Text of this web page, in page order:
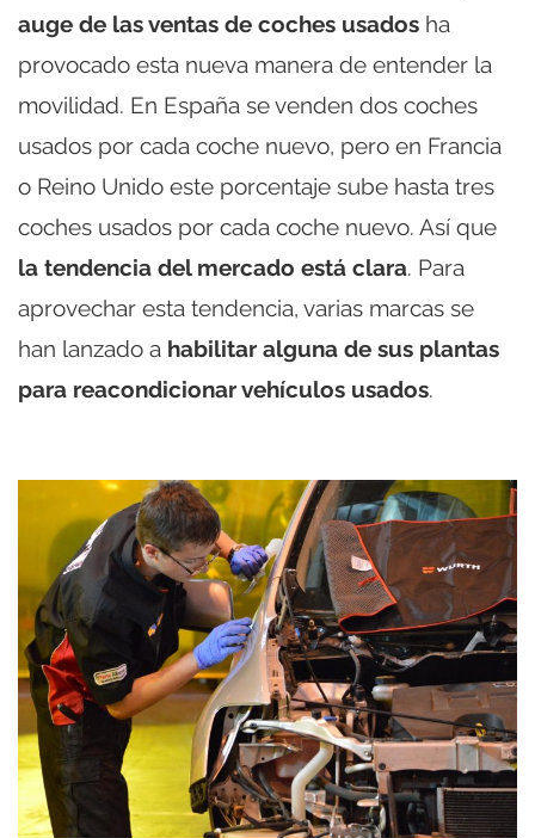
auge de las ventas de coches usados ha
provocado esta nueva manera de entender la
movilidad. En España se venden dos coches
usados por cada coche nuevo, pero en Francia
o Reino Unido este porcentaje sube hasta tres
coches usados por cada coche nuevo. Así que
la tendencia del mercado está clara. Para
aprovechar esta tendencia, varias marcas se
han lanzado a habilitar alguna de sus plantas
para reacondicionar vehículos usados.